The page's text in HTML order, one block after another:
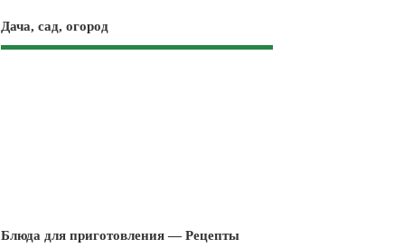
Дача, сад, огород
Блюда для приготовления — Рецепты